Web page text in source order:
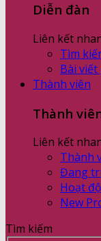
Diễn đàn
Liên kết
Tìm
Bài
Thành viên
Thành
Liên kết
Thành
Đang
Hoạt
New
Tìm kiếm